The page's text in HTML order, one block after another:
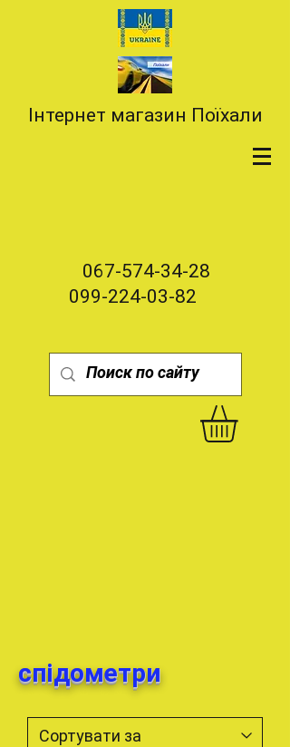
Інтернет магазин Поїхали
067-574-34-28
099-224-03-82
спідометри